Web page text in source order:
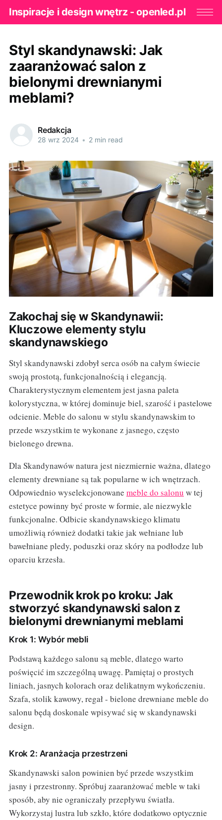
Inspiracje i design wnętrz - openled.pl
Styl skandynawski: Jak
zaaranżować salon z
bielonymi drewnianymi
meblami?
Redakcja
28 wrz 2024 • 2 min read
Zakochaj się w Skandynawii:
Kluczowe elementy stylu
skandynawskiego
Styl skandynawski zdobył serca osób na całym świecie
swoją prostotą, funkcjonalnością i elegancją.
Charakterystycznym elementem jest jasna paleta
kolorystyczna, w której dominuje biel, szarość i pastelowe
odcienie. Meble do salonu w stylu skandynawskim to
przede wszystkim te wykonane z jasnego, często
bielonego drewna.
Dla Skandynawów natura jest niezmiernie ważna, dlatego
elementy drewniane są tak popularne w ich wnętrzach.
Odpowiednio wyselekcjonowane meble do salonu w tej
estetyce powinny być proste w formie, ale niezwykle
funkcjonalne. Odbicie skandynawskiego klimatu
umożliwią również dodatki takie jak wełniane lub
bawełniane pledy, poduszki oraz skóry na podłodze lub
oparciu krzesła.
Przewodnik krok po kroku: Jak
stworzyć skandynawski salon z
bielonymi drewnianymi meblami
Krok 1: Wybór mebli
Podstawą każdego salonu są meble, dlatego warto
poświęcić im szczególną uwagę. Pamiętaj o prostych
liniach, jasnych kolorach oraz delikatnym wykończeniu.
Szafa, stolik kawowy, regał - bielone drewniane meble do
salonu będą doskonale wpisywać się w skandynawski
design.
Krok 2: Aranżacja przestrzeni
Skandynawski salon powinien być przede wszystkim
jasny i przestronny. Spróbuj zaaranżować meble w taki
sposób, aby nie ograniczały przepływu światła.
Wykorzystaj lustra lub szkło, które dodatkowo optycznie